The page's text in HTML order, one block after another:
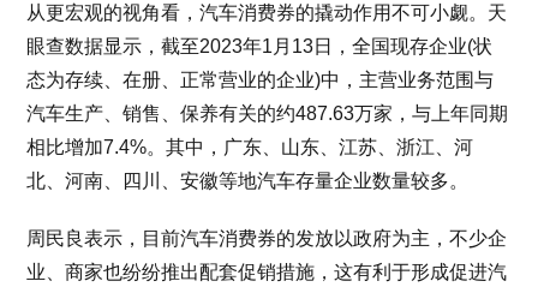
从更宏观的视角看，汽车消费券的撬动作用不可小觑。天
眼查数据显示，截至2023年1月13日，全国现存企业(状
态为存续、在册、正常营业的企业)中，主营业务范围与
汽车生产、销售、保养有关的约487.63万家，与上年同期
相比增加7.4%。其中，广东、山东、江苏、浙江、河
北、河南、四川、安徽等地汽车存量企业数量较多。
周民良表示，目前汽车消费券的发放以政府为主，不少企
业、商家也纷纷推出配套促销措施，这有利于形成促进汽